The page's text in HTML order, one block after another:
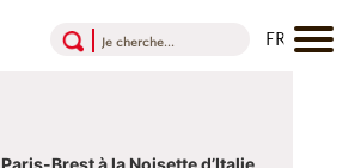
Paris-Brest à la Noisette d’Italie